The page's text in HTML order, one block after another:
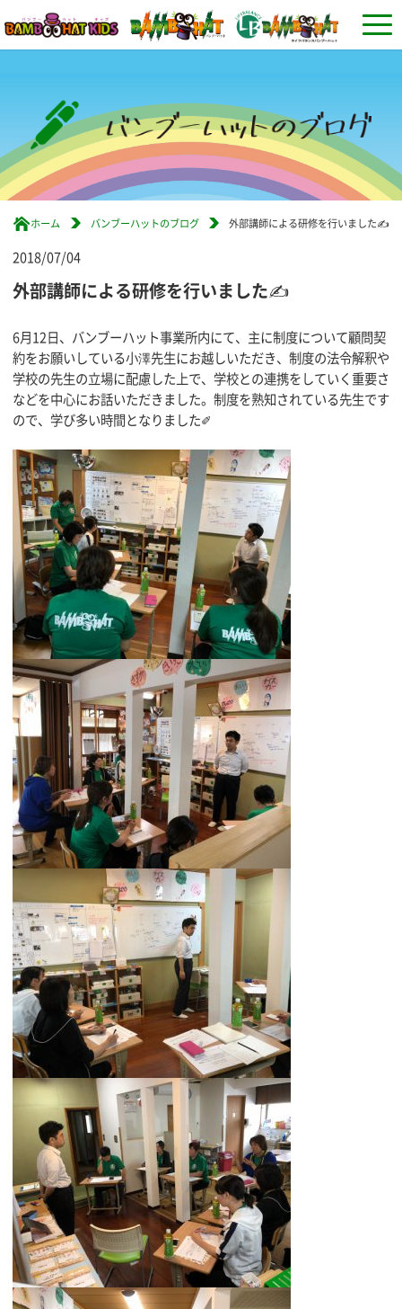
ホーム バンブーハットのブログ 外部講師による研修を行いました✍
2018/07/04
外部講師による研修を行いました✍
6月12日、バンブーハット事業所内にて、主に制度について顧問契
約をお願いしている小澤先生にお越しいただき、制度の法令解釈や
学校の先生の立場に配慮した上で、学校との連携をしていく重要さ
などを中心にお話いただきました。制度を熟知されている先生です
ので、学び多い時間となりました✐